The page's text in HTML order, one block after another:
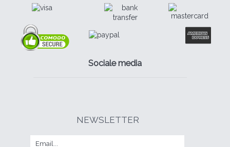
Sociale media
NEWSLETTER